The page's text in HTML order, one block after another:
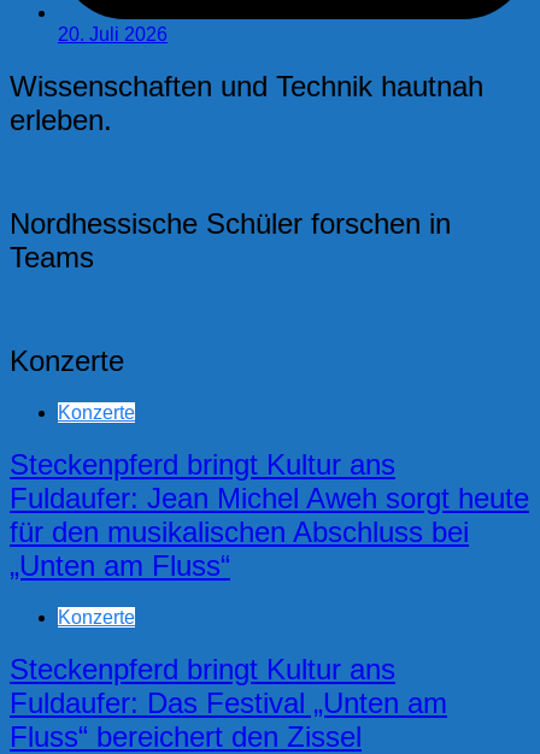
20. Juli 2026
Wissenschaften und Technik hautnah
erleben.
Nordhessische Schüler forschen in
Teams
Konzerte
Konzerte
Steckenpferd bringt Kultur ans
Fuldaufer: Jean Michel Aweh sorgt heute
für den musikalischen Abschluss bei
„Unten am Fluss“
Konzerte
Steckenpferd bringt Kultur ans
Fuldaufer: Das Festival „Unten am
Fluss“ bereichert den Zissel